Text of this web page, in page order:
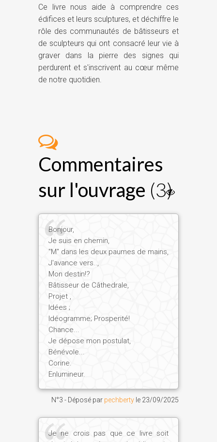
Ce livre nous aide à comprendre ces
édifices et leurs sculptures, et déchiffre le
rôle des communautés de bâtisseurs et
de sculpteurs qui ont consacré leur vie à
graver dans la pierre des signes qui
perdurent et s'inscrivent au cœur même
de notre quotidien.
Commentaires
sur l'ouvrage (3)
Bonjour,
Je suis en chemin,
"M" dans les deux paumes de mains,
J'avance vers..,
Mon destin!?
Bâtisseur de Câthedrale,
Projet ,
Idées ;
Idéogramme; Prosperité!
Chance...
Je dépose mon postulat,
Bénévole...
Corine.
Enlumineur.
N°3 - Déposé par pechberty le 23/09/2025
Je ne crois pas que ce livre soit